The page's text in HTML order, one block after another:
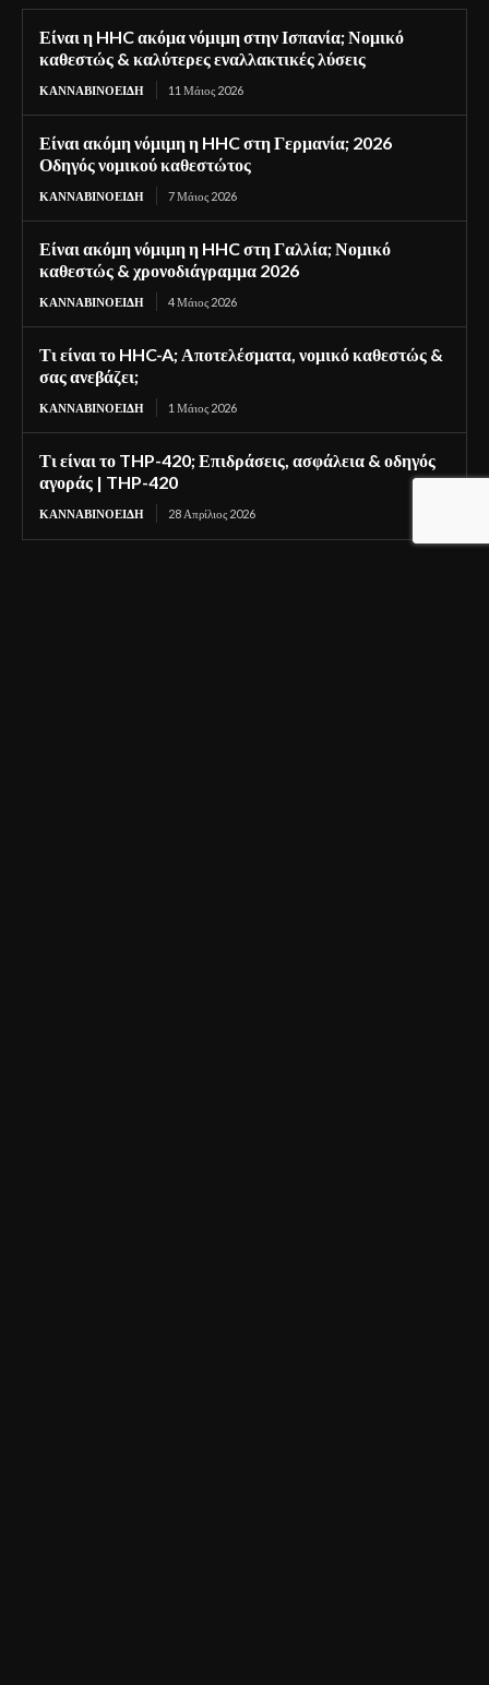
Είναι η HHC ακόμα νόμιμη στην Ισπανία; Νομικό
καθεστώς & καλύτερες εναλλακτικές λύσεις
ΚΑΝΝΑΒΙΝΟΕΙΔΉ 11 Μάιος 2026
Είναι ακόμη νόμιμη η HHC στη Γερμανία; 2026
Οδηγός νομικού καθεστώτος
ΚΑΝΝΑΒΙΝΟΕΙΔΉ 7 Μάιος 2026
Είναι ακόμη νόμιμη η HHC στη Γαλλία; Νομικό
καθεστώς & χρονοδιάγραμμα 2026
ΚΑΝΝΑΒΙΝΟΕΙΔΉ 4 Μάιος 2026
Τι είναι το HHC-A; Αποτελέσματα, νομικό καθεστώς &
σας ανεβάζει;
ΚΑΝΝΑΒΙΝΟΕΙΔΉ 1 Μάιος 2026
Τι είναι το THP-420; Επιδράσεις, ασφάλεια & οδηγός
αγοράς | THP-420
ΚΑΝΝΑΒΙΝΟΕΙΔΉ 28 Απρίλιος 2026